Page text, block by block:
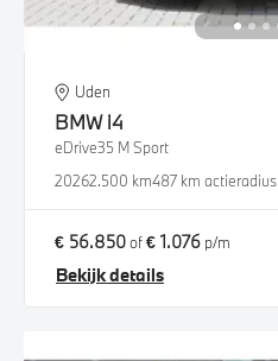
Uden
BMW i4
eDrive35 M Sport
20262.500 km487 km actieradius
€ 56.850of€ 1.076 p/m
Bekijk details